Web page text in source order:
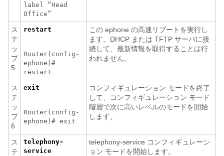
label “Head
Office”
ス
テ
ッ
プ
5
restart
Router(config-
ephone)#
restart
この ephone の高速リブートを実行し
ます。DHCP または TFTP サーバに接
続して、最新情報を取得することは行
われません。
ス
テ
ッ
プ
6
exit
Router(config-
ephone)# exit
コンフィギュレーション モードを終了
して、コンフィギュレーション モード
階層で次に高いレベルのモードを開始
します。
ス
テ
telephony-
service
telephony-service コンフィギュレーシ
ョン モードを開始します。